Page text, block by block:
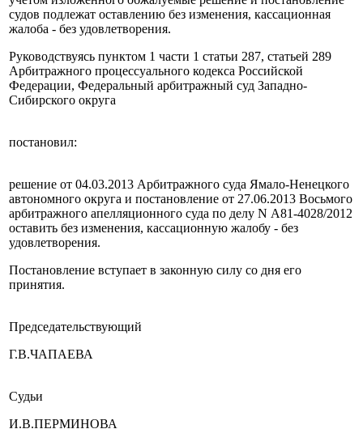
судов подлежат оставлению без изменения, кассационная
жалоба - без удовлетворения.
Руководствуясь пунктом 1 части 1 статьи 287, статьей 289
Арбитражного процессуального кодекса Российской
Федерации, Федеральный арбитражный суд Западно-
Сибирского округа
постановил:
решение от 04.03.2013 Арбитражного суда Ямало-Ненецкого
автономного округа и постановление от 27.06.2013 Восьмого
арбитражного апелляционного суда по делу N А81-4028/2012
оставить без изменения, кассационную жалобу - без
удовлетворения.
Постановление вступает в законную силу со дня его
принятия.
Председательствующий
Г.В.ЧАПАЕВА
Судьи
И.В.ПЕРМИНОВА